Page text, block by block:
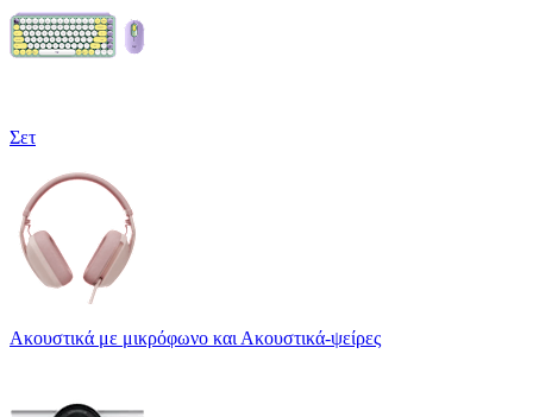
Σετ
Ακουστικά με μικρόφωνο και Ακουστικά-ψείρες